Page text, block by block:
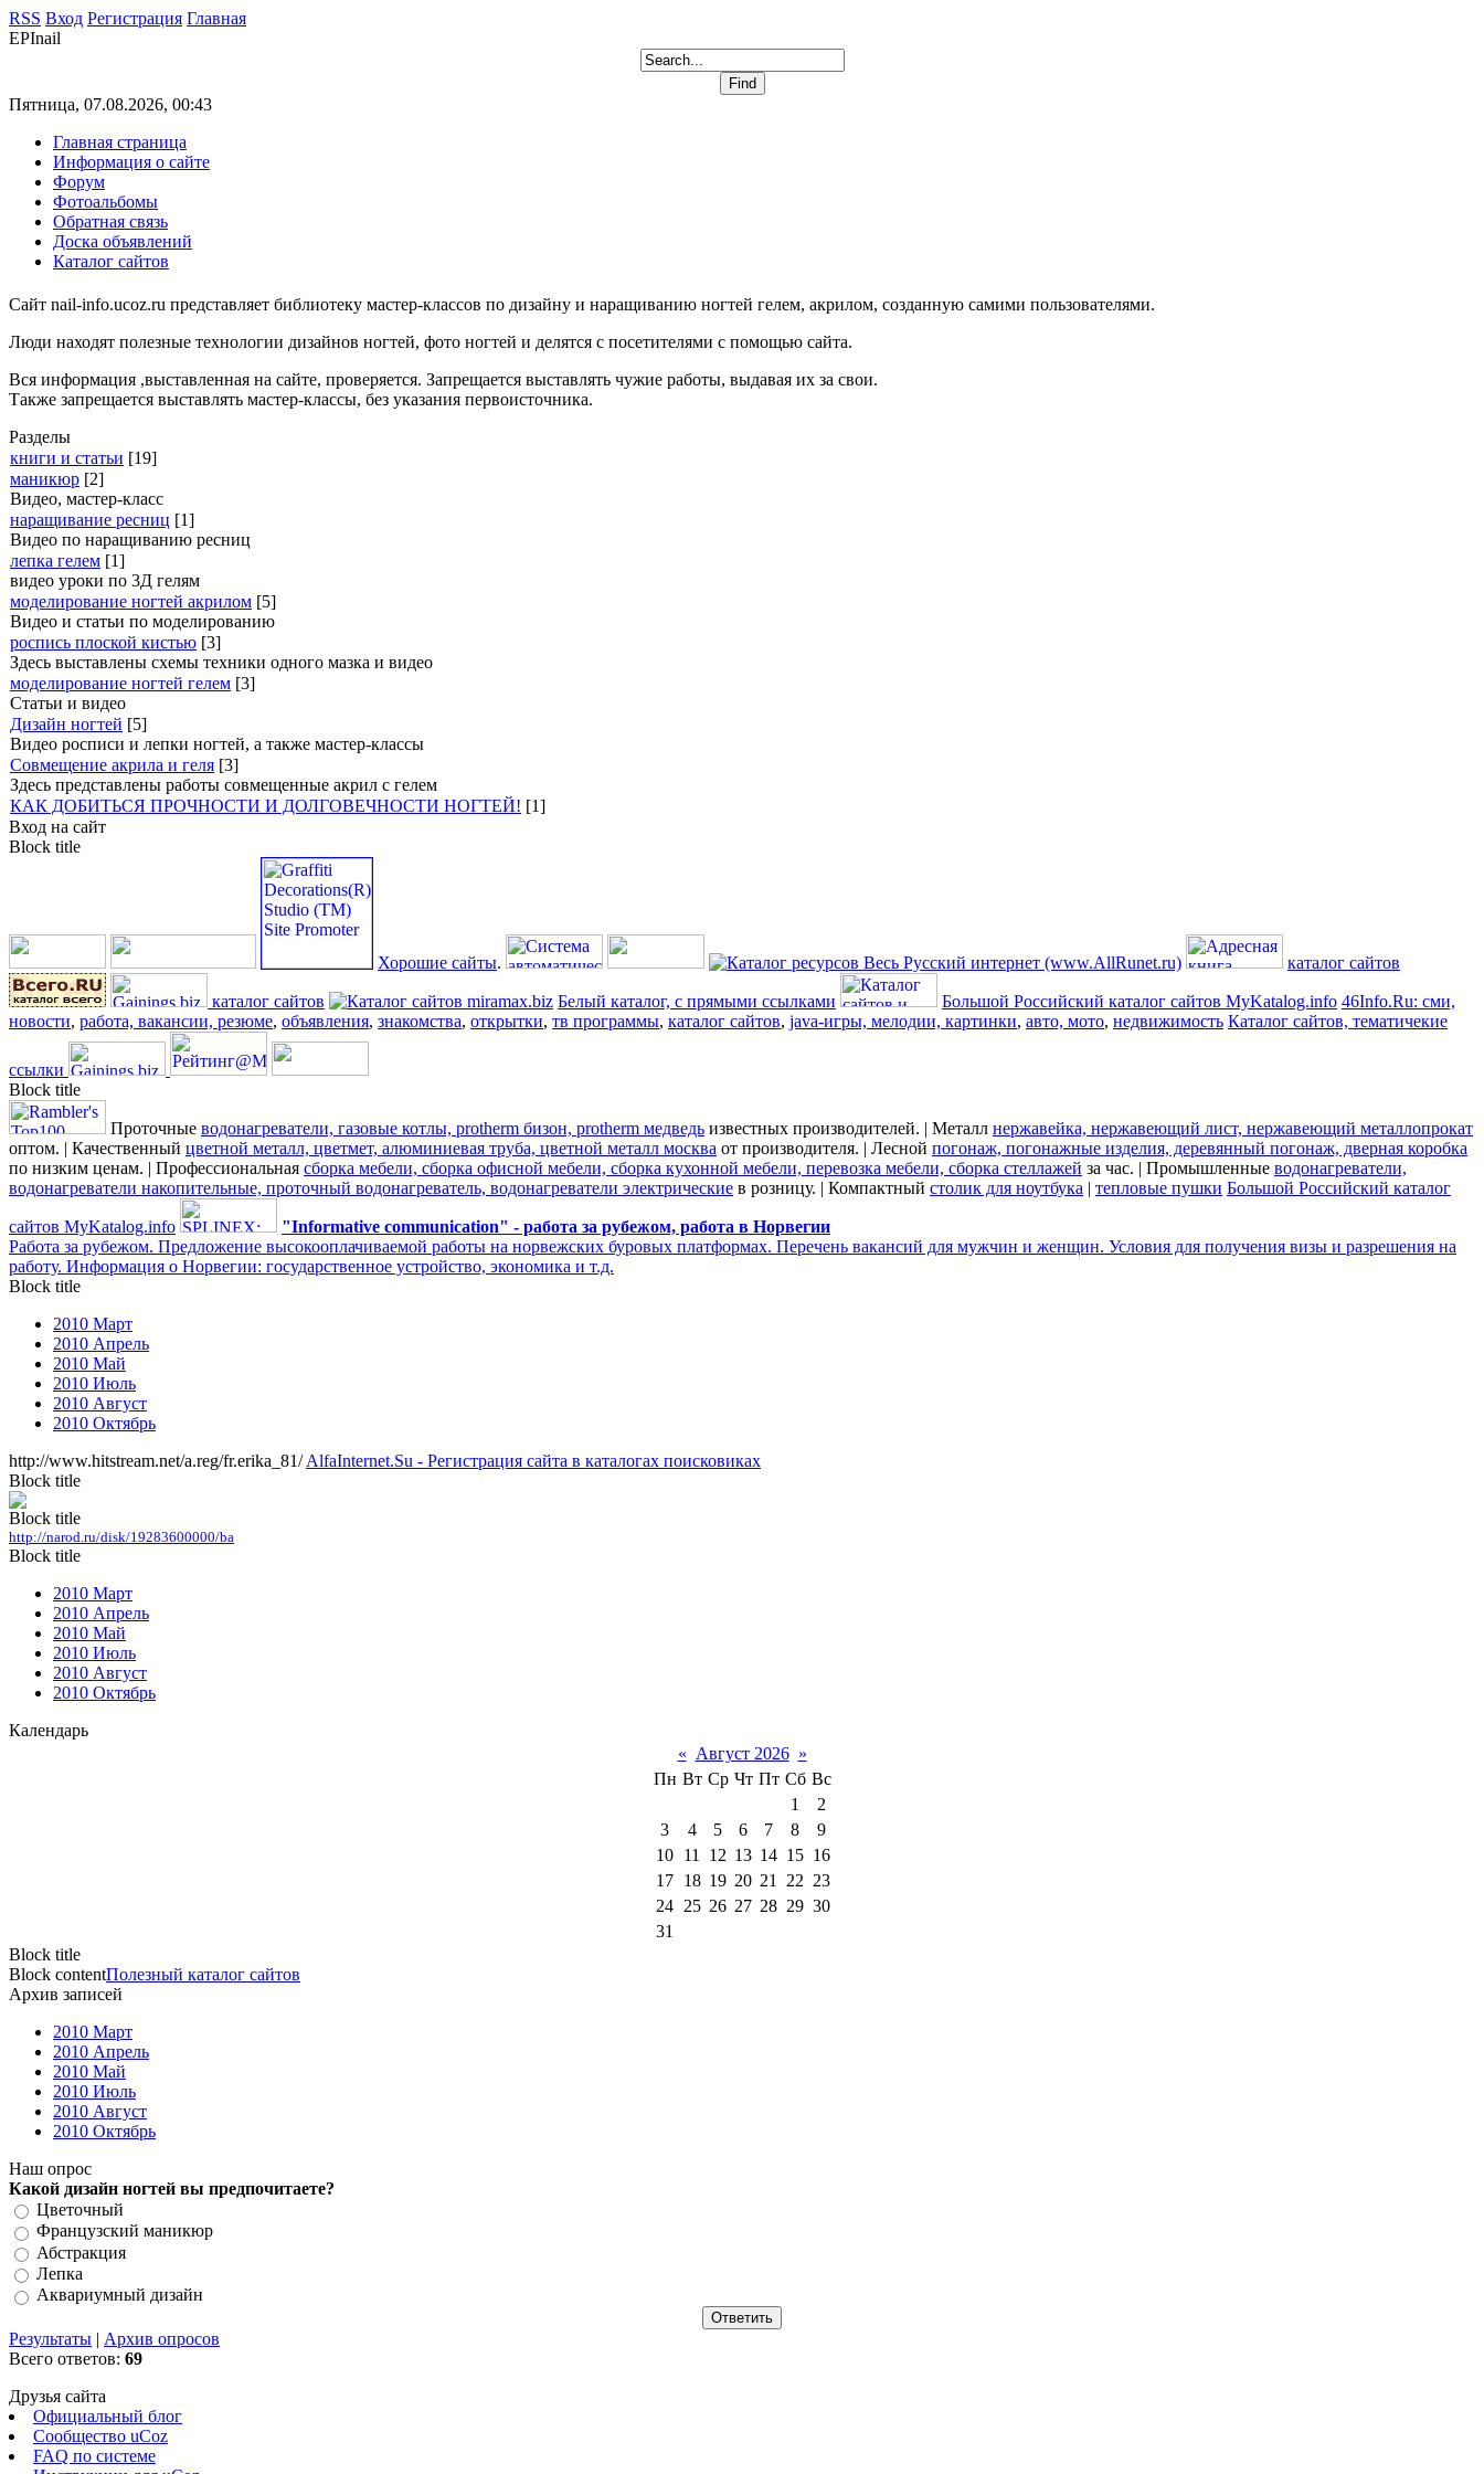
RSS Вход Регистрация Главная
EPInail
Пятница, 07.08.2026, 00:43
Главная страница
Информация о сайте
Форум
Фотоальбомы
Обратная связь
Доска объявлений
Каталог сайтов
Сайт nail-info.ucoz.ru представляет библиотеку мастер-классов по дизайну и наращиванию ногтей гелем, акрилом, созданную самими пользователями.
Люди находят полезные технологии дизайнов ногтей, фото ногтей и делятся с посетителями с помощью сайта.
Вся информация ,выставленная на сайте, проверяется. Запрещается выставлять чужие работы, выдавая их за свои.
Также запрещается выставлять мастер-классы, без указания первоисточника.
Разделы
книги и статьи [19]
маникюр [2]
Видео, мастер-класс
наращивание ресниц [1]
Видео по наращиванию ресниц
лепка гелем [1]
видео уроки по 3Д гелям
моделирование ногтей акрилом [5]
Видео и статьи по моделированию
роспись плоской кистью [3]
Здесь выставлены схемы техники одного мазка и видео
моделирование ногтей гелем [3]
Статьи и видео
Дизайн ногтей [5]
Видео росписи и лепки ногтей, а также мастер-классы
Совмещение акрила и геля [3]
Здесь представлены работы совмещенные акрил с гелем
КАК ДОБИТЬСЯ ПРОЧНОСТИ И ДОЛГОВЕЧНОСТИ НОГТЕЙ! [1]
Вход на сайт
Block title
Хорошие сайты. каталог сайтов
каталог сайтов Белый каталог, с прямыми ссылками Большой Российский каталог сайтов MyKatalog.info 46Info.Ru: сми,
новости, работа, вакансии, резюме, объявления, знакомства, открытки, тв программы, каталог сайтов, java-игры, мелодии, картинки, авто, мото, недвижимость Каталог сайтов, тематичекие
ссылки
Block title
Проточные водонагреватели, газовые котлы, protherm бизон, protherm медведь известных производителей. | Металл нержавейка, нержавеющий лист, нержавеющий металлопрокат
оптом. | Качественный цветной металл, цветмет, алюминиевая труба, цветной металл москва от производителя. | Лесной погонаж, погонажные изделия, деревянный погонаж, дверная коробка
по низким ценам. | Профессиональная сборка мебели, сборка офисной мебели, сборка кухонной мебели, перевозка мебели, сборка стеллажей за час. | Промышленные водонагреватели,
водонагреватели накопительные, проточный водонагреватель, водонагреватели электрические в розницу. | Компактный столик для ноутбука | тепловые пушки Большой Российский каталог
сайтов MyKatalog.info
"Informative сommunication" - работа за рубежом, работа в Норвегии
Работа за рубежом. Предложение высокооплачиваемой работы на норвежских буровых платформах. Перечень вакансий для мужчин и женщин. Условия для получения визы и разрешения на
работу. Информация о Норвегии: государственное устройство, экономика и т.д.
Block title
2010 Март
2010 Апрель
2010 Май
2010 Июль
2010 Август
2010 Октябрь
http://www.hitstream.net/a.reg/fr.erika_81/AlfaInternet.Su - Регистрация сайта в каталогах поисковиках
Block title
Block title
http://narod.ru/disk/19283600000/ba
Block title
2010 Март
2010 Апрель
2010 Май
2010 Июль
2010 Август
2010 Октябрь
Календарь
« Август 2026 »
Пн Вт Ср Чт Пт Сб Вс
1
2
3
4 5 6 7 8
9
10 11 12 13 14 15 16
17 18 19 20 21 22 23
24 25 26 27 28 29 30
31
Block title
Block contentПолезный каталог сайтов
Архив записей
2010 Март
2010 Апрель
2010 Май
2010 Июль
2010 Август
2010 Октябрь
Наш опрос
Какой дизайн ногтей вы предпочитаете?
Цветочный
Французский маникюр
Абстракция
Лепка
Аквариумный дизайн
Результаты | Архив опросов
Всего ответов: 69
Друзья сайта
Официальный блог
Сообщество uCoz
FAQ по системе